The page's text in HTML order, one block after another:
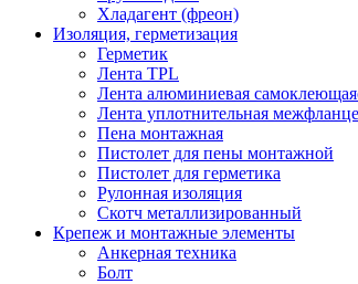
Хладагент (фреон)
Изоляция, герметизация
Герметик
Лента TPL
Лента алюминиевая
Лента уплотнительная
Пена монтажная
Пистолет для пены монтажной
Пистолет для герметика
Рулонная изоляция
Скотч металлизированный
Крепеж и монтажные элементы
Анкерная техника
Болт